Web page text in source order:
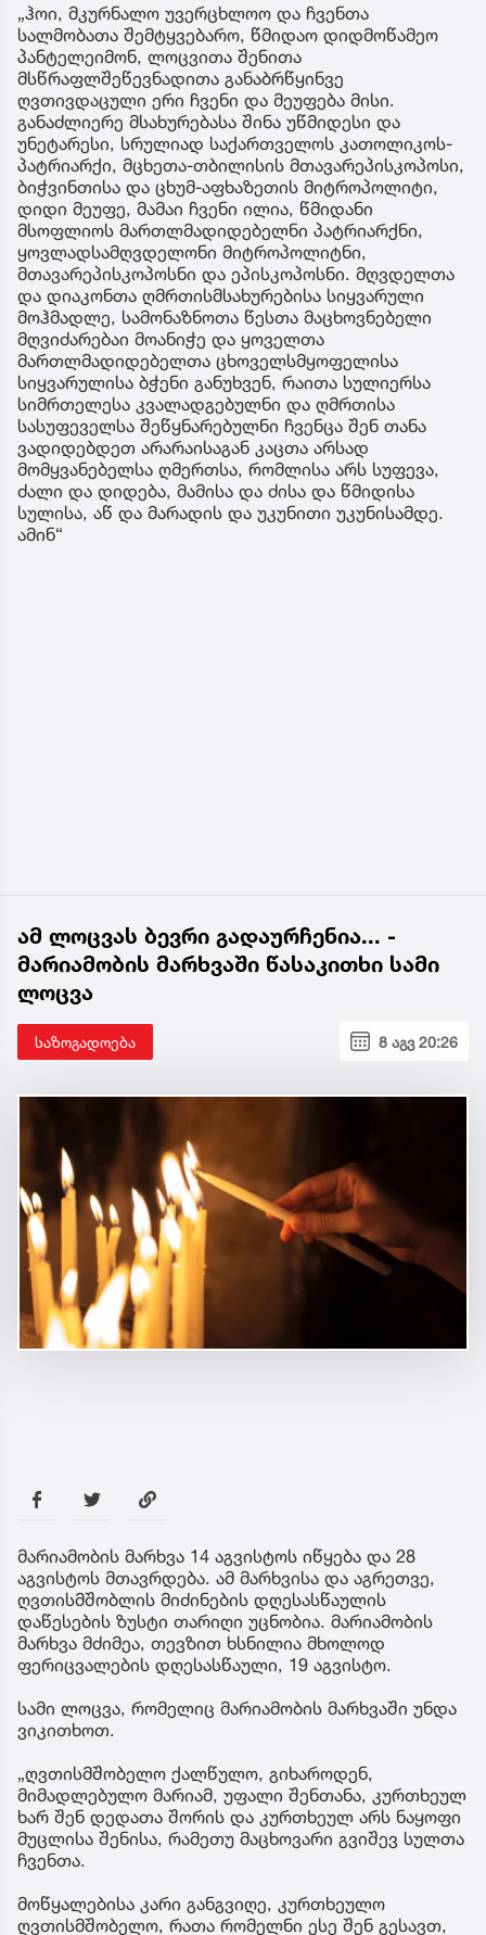
„ჰოი, მკურნალო უვერცხლოო და ჩვენთა
სალმობათა შემტყვებარო, წმიდაო დიდმოწამეო
პანტელეიმონ, ლოცვითა შენითა
მსწრაფლშეწევნადითა განაბრწყინვე
ღვთივდაცული ერი ჩვენი და მეუფება მისი.
განაძლიერე მსახურებასა შინა უწმიდესი და
უნეტარესი, სრულიად საქართველოს კათოლიკოს-
პატრიარქი, მცხეთა-თბილისის მთავარეპისკოპოსი,
ბიჭვინთისა და ცხუმ-აფხაზეთის მიტროპოლიტი,
დიდი მეუფე, მამაი ჩვენი ილია, წმიდანი
მსოფლიოს მართლმადიდებელნი პატრიარქნი,
ყოვლადსამღვდელონი მიტროპოლიტნი,
მთავარეპისკოპოსნი და ეპისკოპოსნი. მღვდელთა
და დიაკონთა ღმრთისმსახურებისა სიყვარული
მოჰმადლე, სამონაზნოთა წესთა მაცხოვნებელი
მღვიძარებაი მოანიჭე და ყოველთა
მართლმადიდებელთა ცხოველსმყოფელისა
სიყვარულისა ბჭენი განუხვენ, რაითა სულიერსა
სიმრთელესა კვალადგებულნი და ღმრთისა
სასუფეველსა შეწყნარებულნი ჩვენცა შენ თანა
ვადიდებდეთ არარაისაგან კაცთა არსად
მომყვანებელსა ღმერთსა, რომლისა არს სუფევა,
ძალი და დიდება, მამისა და ძისა და წმიდისა
სულისა, აწ და მარადის და უკუნითი უკუნისამდე.
ამინ“
ამ ლოცვას ბევრი გადაურჩენია... -
მარიამობის მარხვაში წასაკითხი სამი
ლოცვა
საზოგადოება 8 აგვ 20:26
მარიამობის მარხვა 14 აგვისტოს იწყება და 28
აგვისტოს მთავრდება. ამ მარხვისა და აგრეთვე,
ღვთისმშობლის მიძინების დღესასწაულის
დაწესების ზუსტი თარიღი უცნობია. მარიამობის
მარხვა მძიმეა, თევზით ხსნილია მხოლოდ
ფერიცვალების დღესასწაული, 19 აგვისტო.
სამი ლოცვა, რომელიც მარიამობის მარხვაში უნდა
ვიკითხოთ.
„ღვთისმშობელო ქალწულო, გიხაროდენ,
მიმადლებულო მარიამ, უფალი შენთანა, კურთხეულ
ხარ შენ დედათა შორის და კურთხეულ არს ნაყოფი
მუცლისა შენისა, რამეთუ მაცხოვარი გვიშევ სულთა
ჩვენთა.
მოწყალებისა კარი განგვიღე, კურთხეულო
ღვთისმშობელო, რათა რომელნი ესე შენ გესავთ,